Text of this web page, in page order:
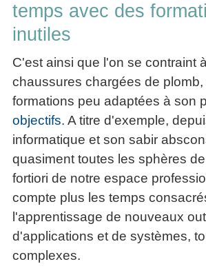
temps avec des
inutiles
C'est ainsi que l'on se contraint
chaussures chargées de
formations peu adaptées à son
objectifs. A titre d'exemple,
informatique et son sabir
quasiment toutes les sphères
fortiori de notre espace
compte plus les temps
l'apprentissage de nouveaux
d'applications et de systèmes,
complexes.